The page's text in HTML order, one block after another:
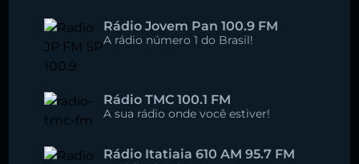
Rádio Jovem Pan 100.9 FM
A rádio número 1 do Brasil!
Rádio TMC 100.1 FM
A sua rádio onde você estiver!
Rádio Itatiaia 610 AM 95.7 FM